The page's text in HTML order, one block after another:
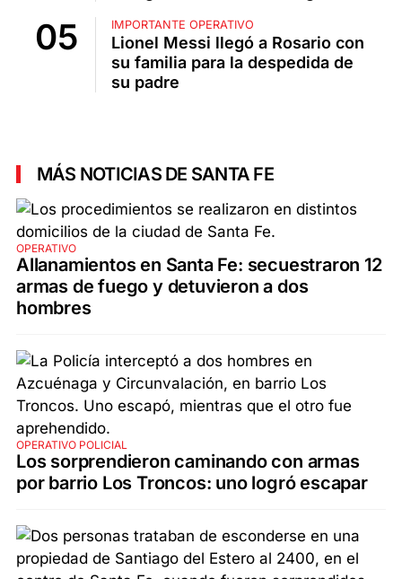
IMPORTANTE OPERATIVO
Lionel Messi llegó a Rosario con
su familia para la despedida de
su padre
MÁS NOTICIAS DE SANTA FE
OPERATIVO
Allanamientos en Santa Fe: secuestraron 12
armas de fuego y detuvieron a dos
hombres
OPERATIVO POLICIAL
Los sorprendieron caminando con armas
por barrio Los Troncos: uno logró escapar